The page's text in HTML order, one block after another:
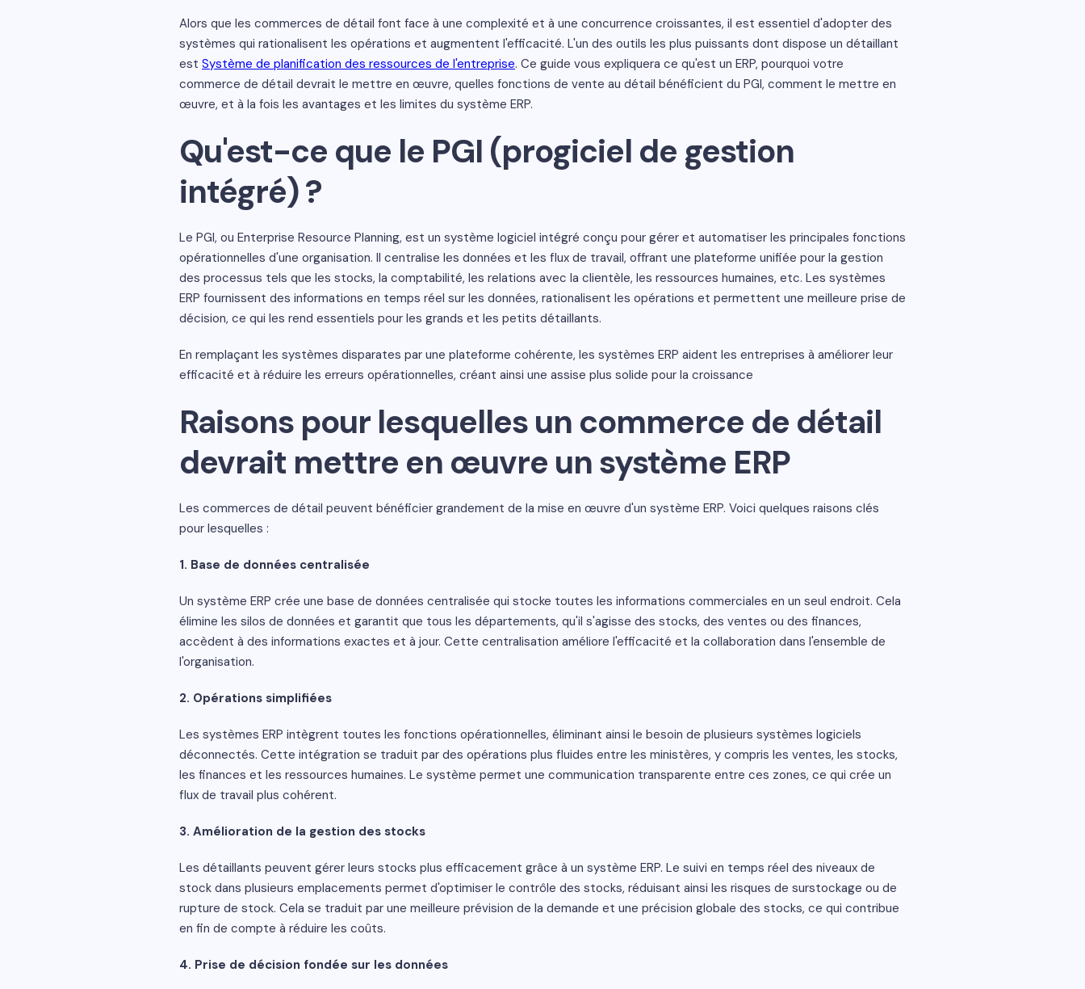
Alors que les commerces de détail font face à une complexité et à une concurrence croissantes, il est essentiel d'adopter des
systèmes qui rationalisent les opérations et augmentent l'efficacité. L'un des outils les plus puissants dont dispose un détaillant
est Système de planification des ressources de l'entreprise. Ce guide vous expliquera ce qu'est un ERP, pourquoi votre
commerce de détail devrait le mettre en œuvre, quelles fonctions de vente au détail bénéficient du PGI, comment le mettre en
œuvre, et à la fois les avantages et les limites du système ERP.
Qu'est-ce que le PGI (progiciel de gestion
intégré) ?
Le PGI, ou Enterprise Resource Planning, est un système logiciel intégré conçu pour gérer et automatiser les principales fonctions
opérationnelles d'une organisation. Il centralise les données et les flux de travail, offrant une plateforme unifiée pour la gestion
des processus tels que les stocks, la comptabilité, les relations avec la clientèle, les ressources humaines, etc. Les systèmes
ERP fournissent des informations en temps réel sur les données, rationalisent les opérations et permettent une meilleure prise de
décision, ce qui les rend essentiels pour les grands et les petits détaillants.
En remplaçant les systèmes disparates par une plateforme cohérente, les systèmes ERP aident les entreprises à améliorer leur
efficacité et à réduire les erreurs opérationnelles, créant ainsi une assise plus solide pour la croissance
Raisons pour lesquelles un commerce de détail
devrait mettre en œuvre un système ERP
Les commerces de détail peuvent bénéficier grandement de la mise en œuvre d'un système ERP. Voici quelques raisons clés
pour lesquelles :
1. Base de données centralisée
Un système ERP crée une base de données centralisée qui stocke toutes les informations commerciales en un seul endroit. Cela
élimine les silos de données et garantit que tous les départements, qu'il s'agisse des stocks, des ventes ou des finances,
accèdent à des informations exactes et à jour. Cette centralisation améliore l'efficacité et la collaboration dans l'ensemble de
l'organisation.
2. Opérations simplifiées
Les systèmes ERP intègrent toutes les fonctions opérationnelles, éliminant ainsi le besoin de plusieurs systèmes logiciels
déconnectés. Cette intégration se traduit par des opérations plus fluides entre les ministères, y compris les ventes, les stocks,
les finances et les ressources humaines. Le système permet une communication transparente entre ces zones, ce qui crée un
flux de travail plus cohérent.
3. Amélioration de la gestion des stocks
Les détaillants peuvent gérer leurs stocks plus efficacement grâce à un système ERP. Le suivi en temps réel des niveaux de
stock dans plusieurs emplacements permet d'optimiser le contrôle des stocks, réduisant ainsi les risques de surstockage ou de
rupture de stock. Cela se traduit par une meilleure prévision de la demande et une précision globale des stocks, ce qui contribue
en fin de compte à réduire les coûts.
4. Prise de décision fondée sur les données